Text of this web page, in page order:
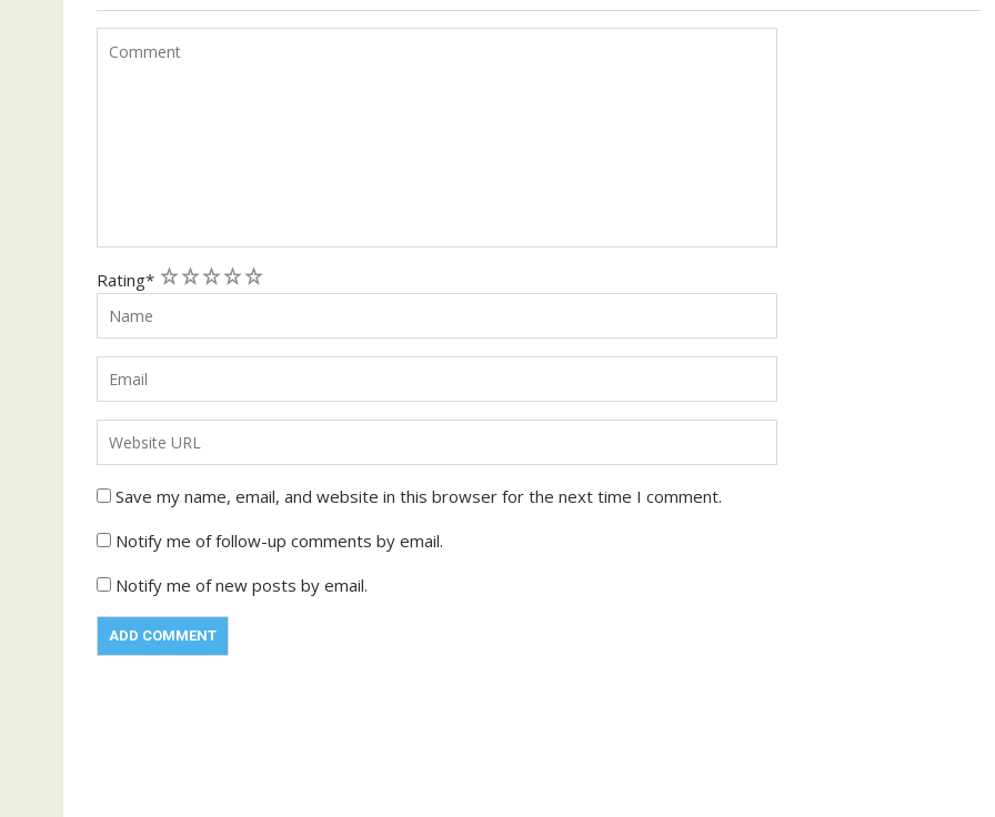
Rating* 5
4
3
2
1
Save my name, email, and website in this browser for the next time I comment.
Notify me of follow-up comments by email.
Notify me of new posts by email.